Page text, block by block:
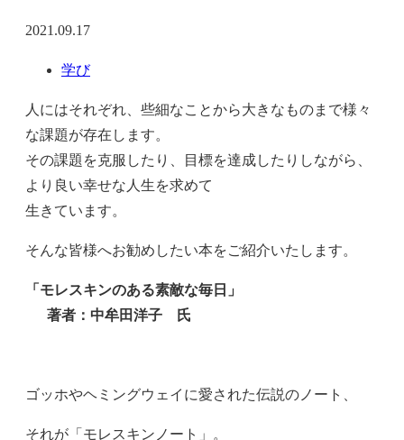
2021.09.17
学び
人にはそれぞれ、些細なことから大きなものまで様々
な課題が存在します。
その課題を克服したり、目標を達成したりしながら、
より良い幸せな人生を求めて
生きています。
そんな皆様へお勧めしたい本をご紹介いたします。
「モレスキンのある素敵な毎日」
著者：中牟田洋子 氏
ゴッホやヘミングウェイに愛された伝説のノート、
それが「モレスキンノート」。